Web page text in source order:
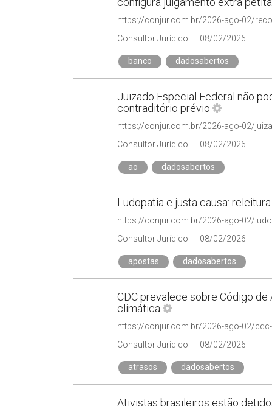
Consultor Jurídico 08/02/2026
banco dadosabertos
Juizado Especial Federal não
contraditório prévio
Consultor Jurídico 08/02/2026
ao dadosabertos
Ludopatia e justa causa: releitura
Consultor Jurídico 08/02/2026
apostas dadosabertos
CDC prevalece sobre Código
climática
Consultor Jurídico 08/02/2026
atrasos dadosabertos
Ativistas brasileiros estão